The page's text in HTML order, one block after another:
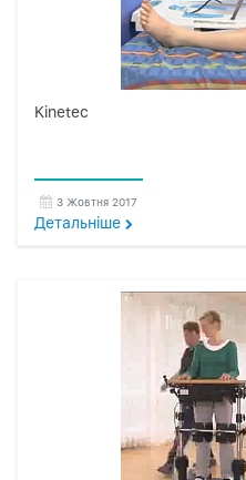
Kinetec
3 Жовтня 2017
Детальнiше